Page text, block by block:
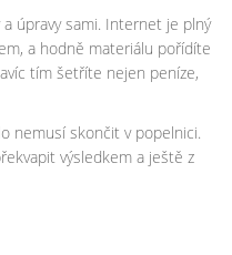
úpravy sami. Internet je plný
a hodně materiálu pořídíte
tím šetříte nejen peníze,
nemusí skončit v popelnici.
výsledkem a ještě z